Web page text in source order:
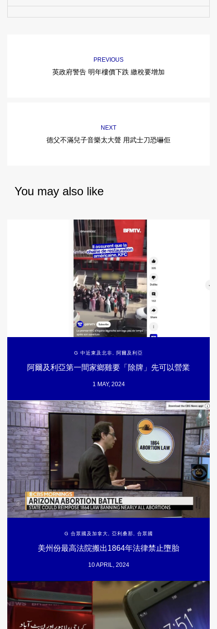
PREVIOUS
英政府警告 明年樓價下跌 繳稅要增加
NEXT
德父不滿兒子音樂太大聲 用武士刀恐嚇佢
You may also like
G 中近東及北非, 阿爾及利亞
阿爾及利亞第一間家鄉雞要「除牌」先可以營業
1 MAY, 2024
G 合眾國及加拿大, 亞利桑那, 合眾國
美州份最高法院搬出1864年法律禁止墮胎
10 APRIL, 2024